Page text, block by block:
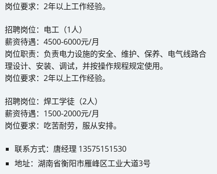
岗位要求：2年以上工作经验。
招聘岗位：电工（1人）
薪资待遇：4500-6000元/月
岗位职责：负责电力设施的安全、维护、保养、电气线路合
理设计、安装、调试，并按操作规程规定使用。
岗位要求：2年以上工作经验。
招聘岗位：焊工学徒（2人）
薪资待遇：1500-2000元/月
岗位要求：吃苦耐劳，服从安排。
联系方式：唐经理 13575151530
地址：湖南省衡阳市雁峰区工业大道3号